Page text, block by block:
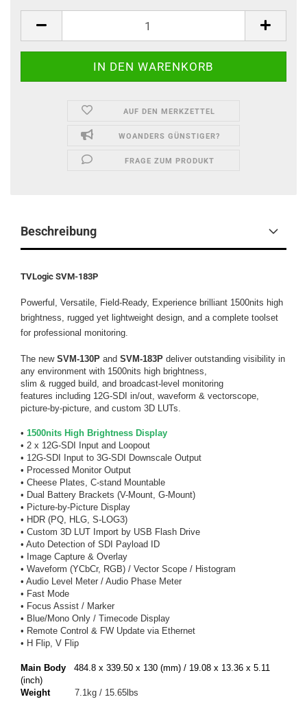
AUF DEN MERKZETTEL
WOANDERS GÜNSTIGER?
FRAGE ZUM PRODUKT
Beschreibung
TVLogic SVM-183P
Powerful, Versatile, Field-Ready, Experience brilliant 1500nits high
brightness, rugged yet lightweight design, and a complete toolset
for professional monitoring.
The new SVM-130P and SVM-183P deliver outstanding visibility in
any environment with 1500nits high brightness,
slim & rugged build, and broadcast-level monitoring
features including 12G-SDI in/out, waveform & vectorscope,
picture-by-picture, and custom 3D LUTs.
• 1500nits High Brightness Display
• 2 x 12G-SDI Input and Loopout
• 12G-SDI Input to 3G-SDI Downscale Output
• Processed Monitor Output
• Cheese Plates, C-stand Mountable
• Dual Battery Brackets (V-Mount, G-Mount)
• Picture-by-Picture Display
• HDR (PQ, HLG, S-LOG3)
• Custom 3D LUT Import by USB Flash Drive
• Auto Detection of SDI Payload ID
• Image Capture & Overlay
• Waveform (YCbCr, RGB) / Vector Scope / Histogram
• Audio Level Meter / Audio Phase Meter
• Fast Mode
• Focus Assist / Marker
• Blue/Mono Only / Timecode Display
• Remote Control & FW Update via Ethernet
• H Flip, V Flip
Main Body 484.8 x 339.50 x 130 (mm) / 19.08 x 13.36 x 5.11
(inch)
Weight
7.1kg / 15.65lbs